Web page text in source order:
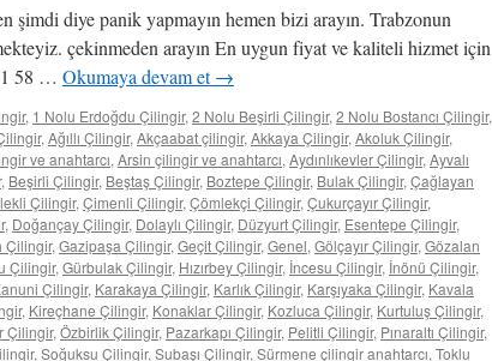
şimdi diye panik yapmayın hemen bizi arayın. Trabzonun
çekinmeden arayın En uygun fiyat ve kaliteli hizmet için
58 … Okumaya devam et→
, 1 Nolu Erdoğdu Çilingir, 2 Nolu Beşirli Çilingir, 2 Nolu Bostancı Çilingir,
, Ağıllı Çilingir, Akçaabat çilingir, Akkaya Çilingir, Akoluk Çilingir,
ve anahtarcı, Arsin çilingir ve anahtarcı, Aydınlıkevler Çilingir, Ayvalı
, Beşirli Çilingir, Beştaş Çilingir, Boztepe Çilingir, Bulak Çilingir, Çağlayan
Çilingir, Çimenli Çilingir, Çömlekçi Çilingir, Çukurçayır Çilingir,
, Doğançay Çilingir, Dolaylı Çilingir, Düzyurt Çilingir, Esentepe Çilingir,
Çilingir, Gazipaşa Çilingir, Geçit Çilingir, Genel, Gölçayır Çilingir, Gözalan
Çilingir, Gürbulak Çilingir, Hızırbey Çilingir, İncesu Çilingir, İnönü Çilingir,
Çilingir, Karakaya Çilingir, Karlık Çilingir, Karşıyaka Çilingir, Kavala
, Kireçhane Çilingir, Konaklar Çilingir, Kozluca Çilingir, Kurtuluş Çilingir,
Çilingir, Özbirlik Çilingir, Pazarkapı Çilingir, Pelitli Çilingir, Pınaraltı Çilingir,
, Soğuksu Çilingir, Subaşı Çilingir, Sürmene çilingir anahtarcı, Toklu